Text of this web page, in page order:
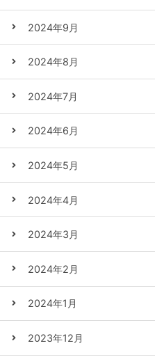
2024年9月
2024年8月
2024年7月
2024年6月
2024年5月
2024年4月
2024年3月
2024年2月
2024年1月
2023年12月